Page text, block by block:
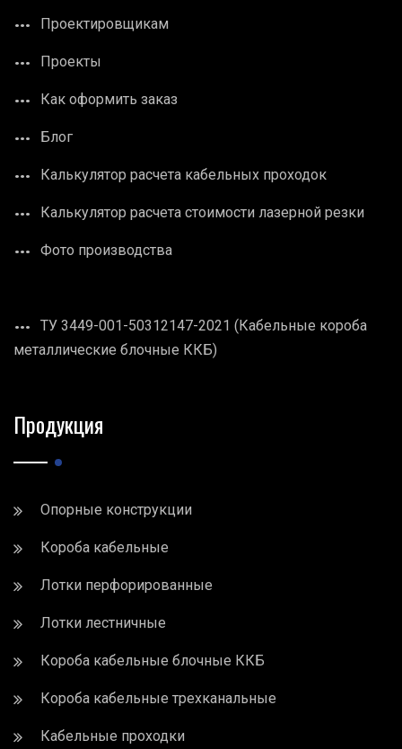
Проектировщикам
Проекты
Как оформить заказ
Блог
Калькулятор расчета кабельных проходок
Калькулятор расчета стоимости лазерной резки
Фото производства
ТУ 3449-001-50312147-2021 (Кабельные короба
металлические блочные ККБ)
Продукция
Опорные конструкции
Короба кабельные
Лотки перфорированные
Лотки лестничные
Короба кабельные блочные ККБ
Короба кабельные трехканальные
Кабельные проходки